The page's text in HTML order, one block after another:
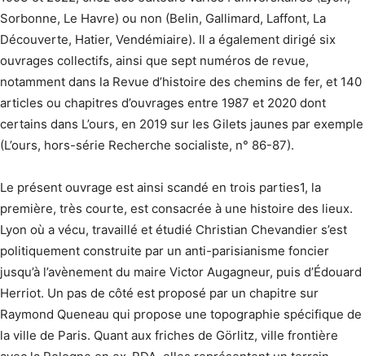
Sorbonne, Le Havre) ou non (Belin, Gallimard, Laffont, La
Découverte, Hatier, Vendémiaire). Il a également dirigé six
ouvrages collectifs, ainsi que sept numéros de revue,
notamment dans la Revue d’histoire des chemins de fer, et 140
articles ou chapitres d’ouvrages entre 1987 et 2020 dont
certains dans L’ours, en 2019 sur les Gilets jaunes par exemple
(L’ours, hors-série Recherche socialiste, n° 86-87).
Le présent ouvrage est ainsi scandé en trois parties1, la
première, très courte, est consacrée à une histoire des lieux.
Lyon où a vécu, travaillé et étudié Christian Chevandier s’est
politiquement construite par un anti-parisianisme foncier
jusqu’à l’avènement du maire Victor Augagneur, puis d’Édouard
Herriot. Un pas de côté est proposé par un chapitre sur
Raymond Queneau qui propose une topographie spécifique de
la ville de Paris. Quant aux friches de Görlitz, ville frontière